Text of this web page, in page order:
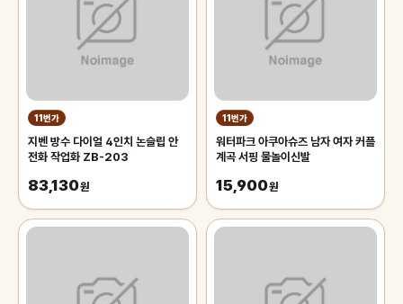
11번가
지벤 방수 다이얼 4인치 논슬립 안
전화 작업화 ZB-203
83,130원
11번가
워터파크 아쿠아슈즈 남자 여자 커플
계곡 서핑 물놀이신발
15,900원